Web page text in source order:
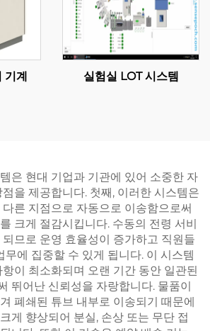
기계 실험실 LOT 시스템
은 현대 기업과 기관에 있어 소중한 자
을 제공합니다. 첫째, 이러한 시스템은
른 지점으로 자동으로 이송함으로써
크게 절감시킵니다. 수동의 전령 서비
므로 운영 효율성이 증가하고 직원들
무에 집중할 수 있게 됩니다. 이 시스템
이 최소화되며 오랜 기간 동안 일관된
뛰어난 신뢰성을 자랑합니다. 물품이
폐쇄된 튜브 내부로 이송되기 때문에
게 향상되어 분실, 손상 또는 무단 접